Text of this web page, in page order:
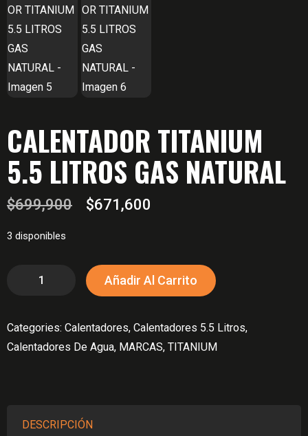
CALENTADOR TITANIUM
5.5 LITROS GAS NATURAL
$699,900
era:
$699,900.
$671,600
es:
$671,600.
3 disponibles
CALENTADOR
LITROS
GAS
Añadir Al Carrito
Categories: Calentadores, Calentadores 5.5 Litros,
Calentadores De Agua, MARCAS, TITANIUM
DESCRIPCIÓN